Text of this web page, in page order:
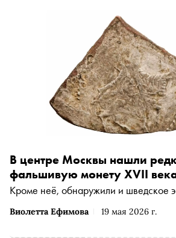
Виолетта Ефимова 19 мая 2026 г.
В центре Москвы нашли
фальшивую монету XVII
Кроме неё, обнаружили и шведское